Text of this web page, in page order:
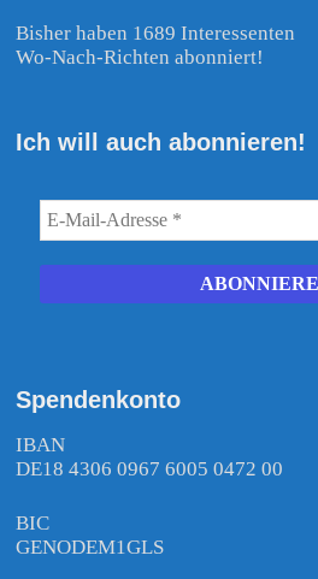
Bisher haben 1689 Interessenten
Wo-Nach-Richten abonniert!
Ich will auch abonnieren!
Spendenkonto
IBAN
DE18 4306 0967 6005 0472 00
BIC
GENODEM1GLS